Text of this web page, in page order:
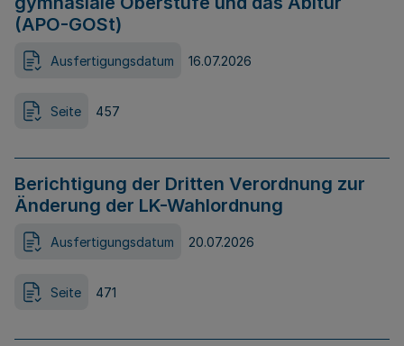
(APO-GOSt)
Ausfertigungsdatum 16.07.2026
Seite 457
Berichtigung der Dritten Verordnung zur
Änderung der LK-Wahlordnung
Ausfertigungsdatum 20.07.2026
Seite 471